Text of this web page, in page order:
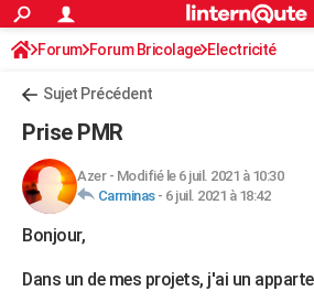
ACTUALITÉS
Politique
Société
Faits Divers
Education
Monde
Villes
+
FINANCE
Retraite
Impôts
Epargne
Immobilier
Risques naturels par ville
Banque
Assurance
Crédit
AUTO
Essais
Réserver un essai
Citadines
Berlines
SUV
Forum auto
+HIGH-TECH
Mobiles
Meilleur smartphone
Internet
Ordinateurs
Jeux vidéo
Guide high-tech
+
S'inscrire
Connexion
Forum Forum Bricolage Electricité
Sujet Précédent
Prise PMR
Azer- Modifié le 6 juil. 2021 à 10:30
Carminas- 6 juil. 2021 à 18:42
Bonjour,
Dans un de mes projets, j'ai un